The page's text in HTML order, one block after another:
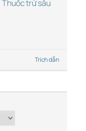
Thuốc trừ sâu
Trích dẫn